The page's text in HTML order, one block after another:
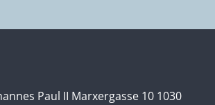
Paul II Marxergasse 10 1030